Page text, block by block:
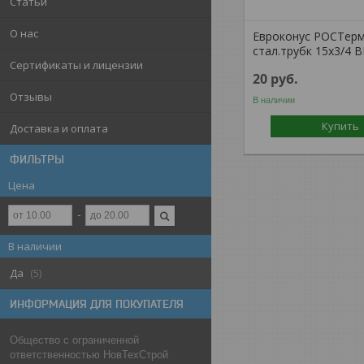
О нас
Сертификаты и лицензии
Отзывы
Доставка и оплата
ФИЛЬТРЫ
Цена
В наличии
Да
5
ИНФОРМАЦИЯ ДЛЯ ПОКУПАТЕЛЯ
Общество с ограниченной
ответственностью НовТехСтрой
Евроконус
стал.трубк 15x3/4
20 руб.
В наличии
Купить